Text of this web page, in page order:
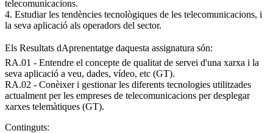
telecomunicacions.
4. Estudiar les tendències tecnològiques de les telecomunicacions, i
la seva aplicació als operadors del sector.
Els Resultats dAprenentatge daquesta assignatura són:
RA.01 - Entendre el concepte de qualitat de servei d'una xarxa i la
seva aplicació a veu, dades, vídeo, etc (GT).
RA.02 - Conèixer i gestionar les diferents tecnologies utilitzades
actualment per les empreses de telecomunicacions per desplegar
xarxes telemàtiques (GT).
Continguts: